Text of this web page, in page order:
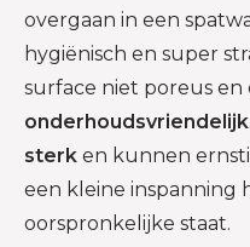
overgaan in een
hygiënisch en super
surface niet poreus en
onderhoudsvriendelijk
sterk en kunnen
een kleine inspanning
oorspronkelijke staat.